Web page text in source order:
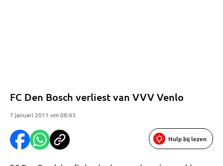
FC Den Bosch verliest van VVV Venlo
7 januari 2011 om 08:43
Hulp bij lezen